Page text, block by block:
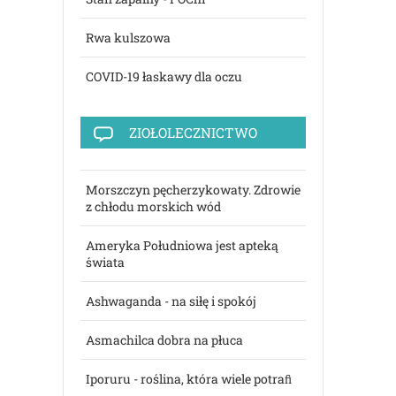
Rwa kulszowa
COVID-19 łaskawy dla oczu
ZIOŁOLECZNICTWO
Morszczyn pęcherzykowaty. Zdrowie
z chłodu morskich wód
Ameryka Południowa jest apteką
świata
Ashwaganda - na siłę i spokój
Asmachilca dobra na płuca
Iporuru - roślina, która wiele potraﬁ